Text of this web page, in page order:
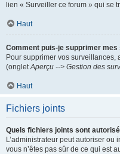
lien « Surveiller ce forum » qui se
Haut
Comment puis-je supprimer
Pour supprimer vos surveillances,
(ongletAperçu --> Gestion des
Haut
Fichiers joints
Quels fichiers joints sont
L’administrateur peut autoriser ou
vous n’êtes pas sûr de ce qui est